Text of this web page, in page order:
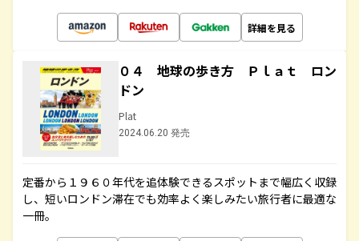
詳細を見る
０４ 地球の歩き方 Ｐｌａｔ ロン
ドン
Plat
2024.06.20 発売
定番から１９６０年代を追体験できるスポットまで幅広く収録
し、短いロンドン滞在でも効率よく楽しみたい旅行者に最適な
一冊。